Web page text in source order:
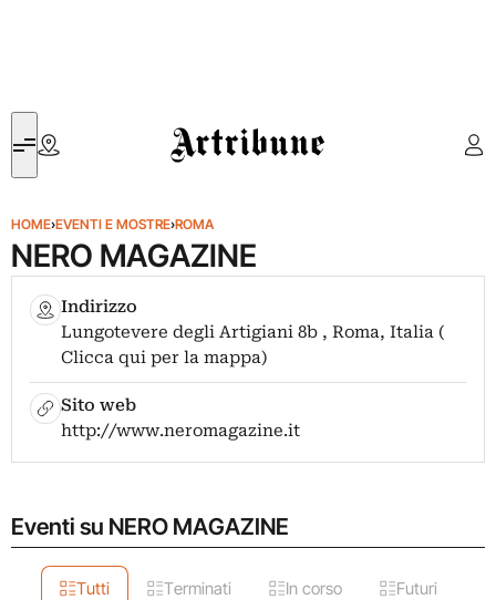
Artribune
HOME›EVENTI E MOSTRE›ROMA
NERO MAGAZINE
Indirizzo
Lungotevere degli Artigiani 8b , Roma, Italia (
Clicca qui per la mappa)
Sito web
http://www.neromagazine.it
Eventi su NERO MAGAZINE
Tutti Terminati In corso Futuri